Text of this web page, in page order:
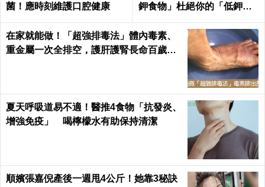
菌！應時刻維護口腔健康
鉀食物」杜絕你的「低鉀」
在家就能做！「超強排毒法」體內毒素、
重金屬一次全排空，護肝護腎長命百歲｜
夏天呼吸道易不適！醫推4食物「抗發炎、
增強免疫」 喝檸檬水有助保持清潔
順嬪張嘉倪產後一週甩4公斤！她靠3秘訣